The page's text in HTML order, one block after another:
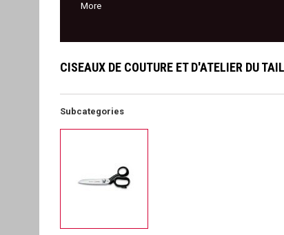
More
CISEAUX DE COUTURE ET D'ATELIER DU
Subcategories